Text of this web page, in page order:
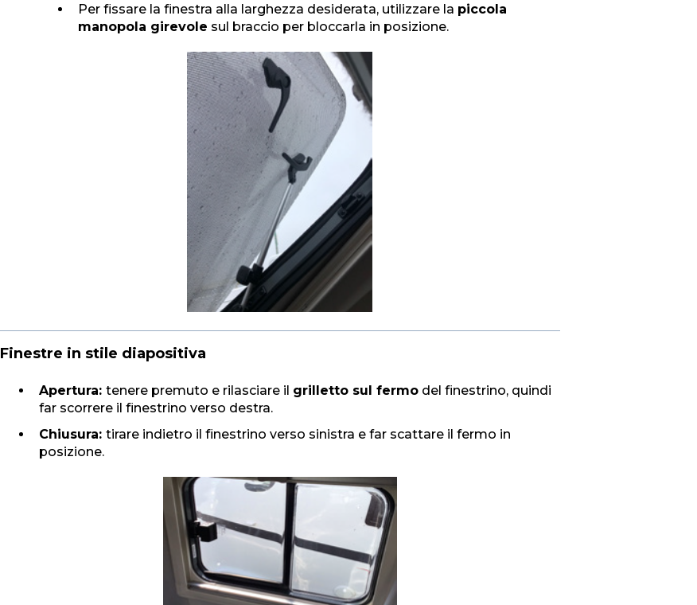
Per fissare la finestra alla larghezza desiderata, utilizzare la piccola
manopola girevole sul braccio per bloccarla in posizione.
Finestre in stile diapositiva
Apertura: tenere premuto e rilasciare il grilletto sul fermodel finestrino, quindi
far scorrere il finestrino verso destra.
Chiusura: tirare indietro il finestrino verso sinistra e far scattare il fermo in
posizione.